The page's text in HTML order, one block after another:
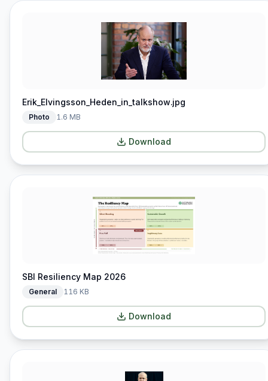
Erik_Elvingsson_Heden_in_talkshow.jpg
Photo 1.6 MB
Download
SBI Resiliency Map 2026
General 116 KB
Download